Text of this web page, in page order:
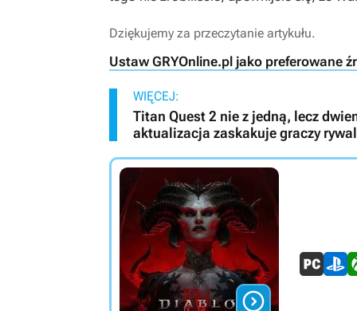
Dziękujemy za przeczytanie artykułu.
Ustaw GRYOnline.pl jako preferowane
WIĘCEJ:
Titan Quest 2 nie z jedną, lecz
aktualizacja zaskakuje graczy
